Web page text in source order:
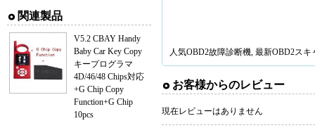
関連製品
V5.2 CBAY Handy
Baby Car Key Copy
キープログラマ
4D/46/48 Chips対応
+G Chip Copy
Function+G Chip
10pcs
人気OBD2故障診断機, 最新OBD2スキ
お客様からのレビュー
現在レビューはありません